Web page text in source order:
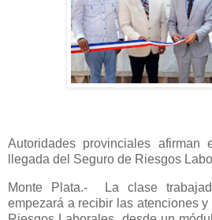
Autoridades provinciales afirman
llegada del Seguro de Riesgos
Monte Plata.- La clase
empezará a recibir las atenciones